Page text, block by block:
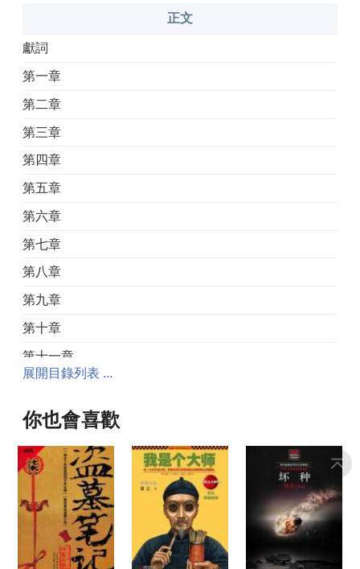
正文
獻詞
第一章
第二章
第三章
第四章
第五章
第六章
第七章
第八章
第九章
第十章
第十一章
第十二章
第十三章
第十五章
第十六章
第十七章
第十八章
展開目錄列表 ...
你也會喜歡